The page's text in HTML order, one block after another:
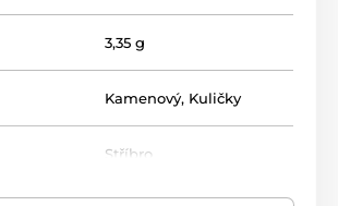
3,35 g
Kamenový, Kuličky
Stříbro